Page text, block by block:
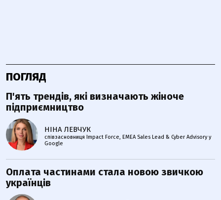
ПОГЛЯД
П'ять трендів, які визначають жіноче
підприємництво
НІНА ЛЕВЧУК
співзасновниця Impact Force, EMEA Sales Lead & Cyber Advisory у
Google
Оплата частинами стала новою звичкою
українців